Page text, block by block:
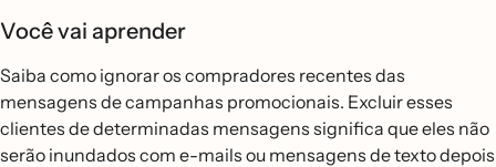
Você vai aprender
Saiba como ignorar os compradores recentes das
mensagens de campanhas promocionais. Excluir esses
clientes de determinadas mensagens significa que eles não
serão inundados com e-mails ou mensagens de texto depois